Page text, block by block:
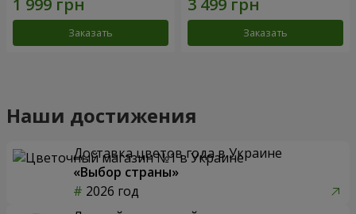
Заказать Заказать
Наши достижения
Доставка цветов года в Украине
«Выбор страны»
2026 год